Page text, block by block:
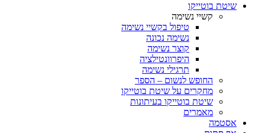
שיטת בוטייקו
קשיי נשימה
טיפול בקשיי נשימה
נשימה נכונה
קוצר נשימה
היפרוונטילציה
תרגילי נשימה
החופש לנשום – הספר
מחקרים על שיטת בוטייקו
שיטת בוטייקו בעיתונות
מאמרים
אסטמה